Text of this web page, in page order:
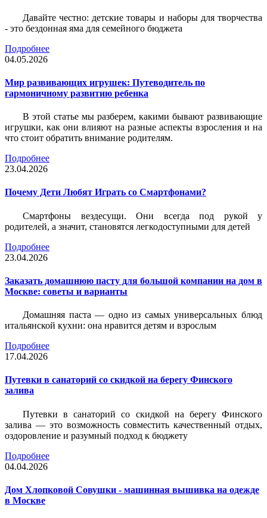
Давайте честно: детские товары и наборы для творчества
- это бездонная яма для семейного бюджета
Подробнее
04.05.2026
Мир развивающих игрушек: Путеводитель по
гармоничному развитию ребенка
В этой статье мы разберем, какими бывают развивающие
игрушки, как они влияют на разные аспекты взросления и на
что стоит обратить внимание родителям.
Подробнее
23.04.2026
Почему Дети Любят Играть со Смартфонами?
Смартфоны вездесущи. Они всегда под рукой у
родителей, а значит, становятся легкодоступными для детей
Подробнее
23.04.2026
Заказать домашнюю пасту для большой компании на дом в
Москве: советы и варианты
Домашняя паста — одно из самых универсальных блюд
итальянской кухни: она нравится детям и взрослым
Подробнее
17.04.2026
Путевки в санаторий со скидкой на берегу Финского
залива
Путевки в санаторий со скидкой на берегу Финского
залива — это возможность совместить качественный отдых,
оздоровление и разумный подход к бюджету
Подробнее
04.04.2026
Дом Хлопковой Совушки - машинная вышивка на одежде
в Москве